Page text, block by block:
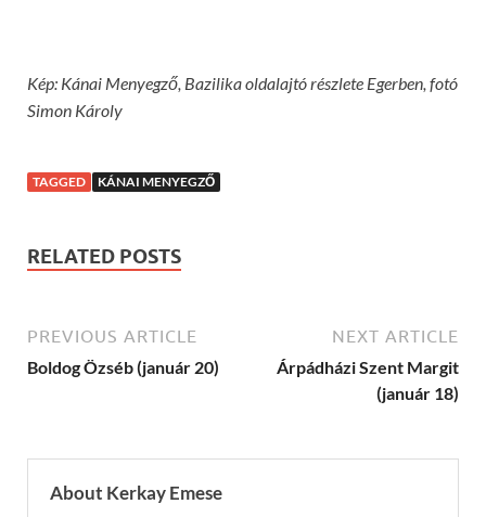
Kép: Kánai Menyegző, Bazilika oldalajtó részlete Egerben, fotó
Simon Károly
TAGGED KÁNAI MENYEGZŐ
RELATED POSTS
PREVIOUS ARTICLE
Boldog Özséb (január 20)
NEXT ARTICLE
Árpádházi Szent Margit
(január 18)
About Kerkay Emese